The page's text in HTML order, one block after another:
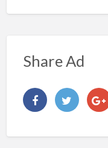
Share Ad